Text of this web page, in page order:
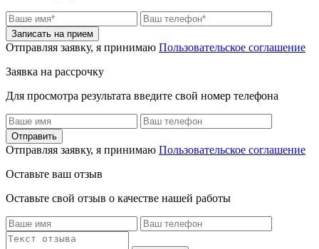
Отправляя заявку, я принимаю Пользовательское соглашение
Заявка на рассрочку
Для просмотра результата введите свой номер телефона
Отправляя заявку, я принимаю Пользовательское соглашение
Оставьте ваш отзыв
Оставьте свой отзыв о качестве нашей работы